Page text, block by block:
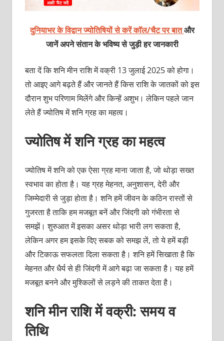
दुनियाभर के विद्वान ज्योतिषियों से करें कॉल/चैट पर बातऔर
जानें अपने संतान के भविष्य से जुड़ी हर जानकारी
बता दें कि शनि मीन राशि में वक्री 13 जुलाई 2025 को होगा।
तो आइए आगे बढ़ते हैं और जानते हैं किस राशि के जातकों को इस
दौरान शुभ परिणाम मिलेंगे और किन्हें अशुभ। लेकिन पहले जान
लेते हैं ज्योतिष में शनि ग्रह का महत्व।
ज्योतिष में शनि ग्रह का महत्व
ज्योतिष में शनि को एक ऐसा ग्रह माना जाता है, जो थोड़ा सख्त
स्वभाव का होता है। यह ग्रह मेहनत, अनुशासन, देरी और
जिम्मेदारी से जुड़ा होता है। शनि हमें जीवन के कठिन रास्तों से
गुजरता है ताकि हम मजबूत बनें और जिंदगी को गंभीरता से
समझें। शुरुआत में इसका असर थोड़ा भारी लग सकता है,
लेकिन अगर हम इसके दिए सबक को समझ लें, तो ये हमें बड़ी
और टिकाऊ सफलता दिला सकता है। शनि हमें सिखाता है कि
मेहनत और धैर्य से ही जिंदगी में आगे बढ़ा जा सकता है। यह हमें
मजबूत बनने और मुश्किलों से लड़ने की ताकत देता है।
शनि मीन राशि में वक्री: समय व
तिथि